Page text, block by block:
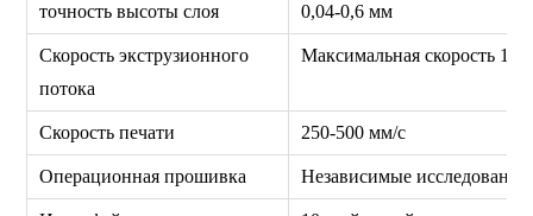
точность высоты слоя 0,04-0,6 мм
Скорость экструзионного
потока
Максимальная скорость
Скорость печати 250-500 мм/с
Операционная прошивка Независимые исследования